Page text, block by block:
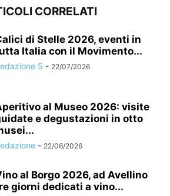
CORRELATI
di Stelle 2026, eventi in
Italia con il Movimento...
5 - 22/07/2026
al Museo 2026: visite
e degustazioni in otto
- 22/06/2026
al Borgo 2026, ad Avellino
giorni dedicati a vino...